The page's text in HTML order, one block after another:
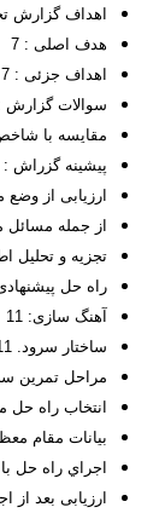
اهداف گزارش
هدف اصلی : 7
اهداف جزئی : 7
سوالات گزارش :
مقایسه با شاخص
پیشینه گزراش : 8
ارزیابی از
از جمله مسائل
تجزیه و تحلیل
راه حل پیشنهادی:
آهنگ سازی: 11
ساختار سرود. 11
مراحل تمرین
انتخاب راه حل
بیانات مقام
اجراي راه حل با
ارزیابی بعد از